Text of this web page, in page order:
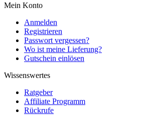
Mein Konto
Anmelden
Registrieren
Passwort vergessen?
Wo ist meine Lieferung?
Gutschein einlösen
Wissenswertes
Ratgeber
Affiliate Programm
Rückrufe